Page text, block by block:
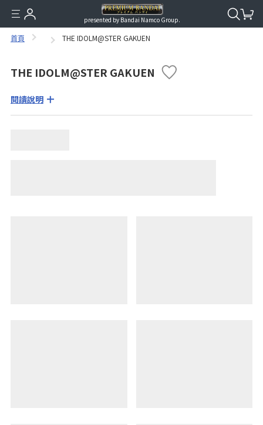
presented by Bandai Namco Group.
首頁 THE IDOLM@STER GAKUEN
THE IDOLM@STER GAKUEN
閱讀說明